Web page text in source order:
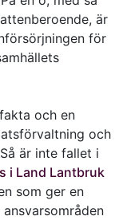
är
för
och en
och
är inte fallet i
i Land Lantbruk
som ger en